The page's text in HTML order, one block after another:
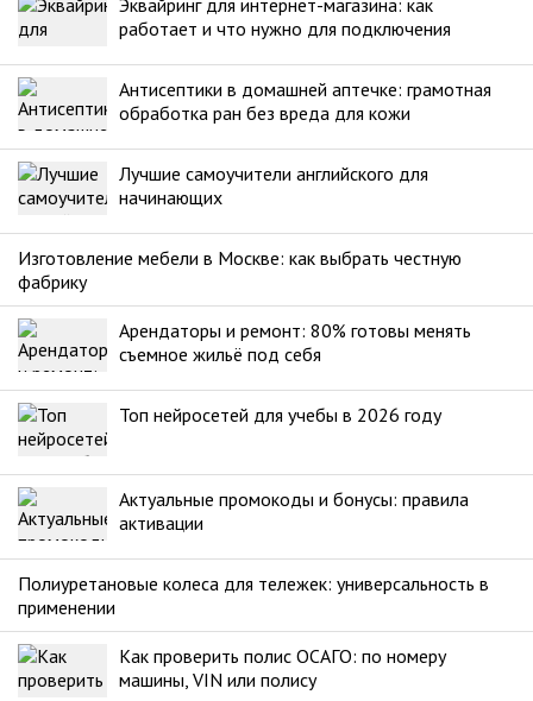
Эквайринг для интернет-магазина: как
работает и что нужно для подключения
Антисептики в домашней аптечке: грамотная
обработка ран без вреда для кожи
Лучшие самоучители английского для
начинающих
Изготовление мебели в Москве: как выбрать честную
фабрику
Арендаторы и ремонт: 80% готовы менять
съемное жильё под себя
Топ нейросетей для учебы в 2026 году
Актуальные промокоды и бонусы: правила
активации
Полиуретановые колеса для тележек: универсальность в
применении
Как проверить полис ОСАГО: по номеру
машины, VIN или полису